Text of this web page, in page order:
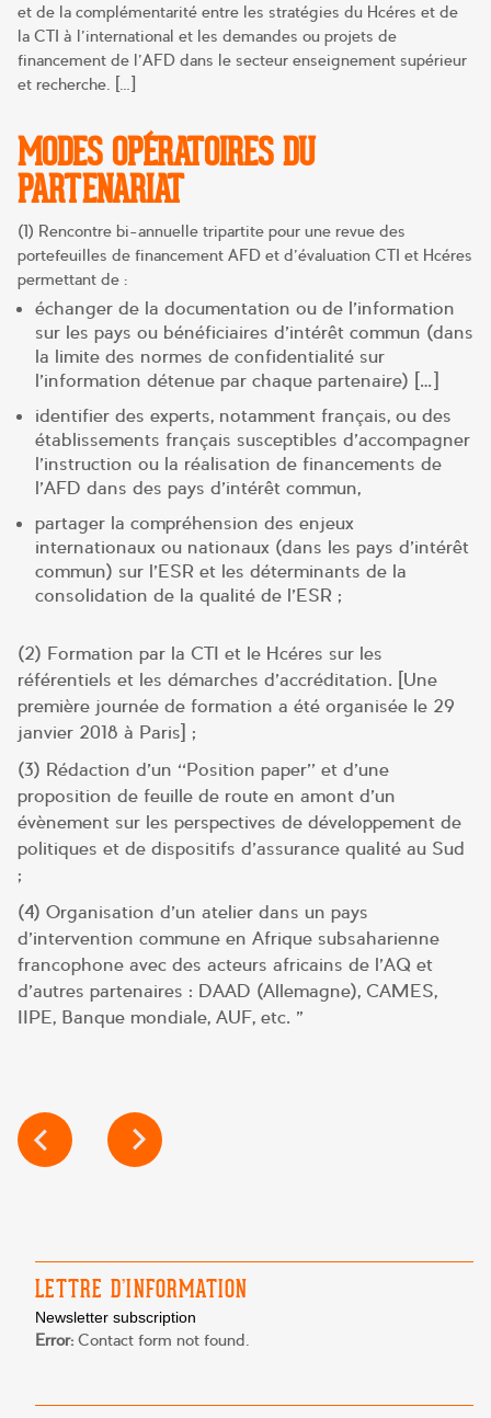
et de la complémentarité entre les stratégies du Hcéres et de
la CTI à l’international et les demandes ou projets de
financement de l’AFD dans le secteur enseignement supérieur
et recherche. […]
MODES OPÉRATOIRES DU
PARTENARIAT
(1) Rencontre bi-annuelle tripartite pour une revue des
portefeuilles de financement AFD et d’évaluation CTI et Hcéres
permettant de :
échanger de la documentation ou de l’information
sur les pays ou bénéficiaires d’intérêt commun (dans
la limite des normes de confidentialité sur
l’information détenue par chaque partenaire) […]
identifier des experts, notamment français, ou des
établissements français susceptibles d’accompagner
l’instruction ou la réalisation de financements de
l’AFD dans des pays d’intérêt commun,
partager la compréhension des enjeux
internationaux ou nationaux (dans les pays d’intérêt
commun) sur l’ESR et les déterminants de la
consolidation de la qualité de l’ESR ;
(2) Formation par la CTI et le Hcéres sur les
référentiels et les démarches d’accréditation. [Une
première journée de formation a été organisée le 29
janvier 2018 à Paris] ;
(3) Rédaction d’un ‘‘Position paper’’ et d’une
proposition de feuille de route en amont d’un
évènement sur les perspectives de développement de
politiques et de dispositifs d’assurance qualité au Sud
;
(4) Organisation d’un atelier dans un pays
d’intervention commune en Afrique subsaharienne
francophone avec des acteurs africains de l’AQ et
d’autres partenaires : DAAD (Allemagne), CAMES,
IIPE, Banque mondiale, AUF, etc. »
POST
NAVIGATION
LETTRE D’INFORMATION
Newsletter subscription
Error: Contact form not found.